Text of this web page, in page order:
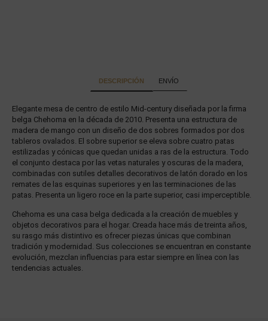
DESCRIPCIÓN ENVÍO
Elegante mesa de centro de estilo Mid-century diseñada por la firma
belga Chehoma en la década de 2010. Presenta una estructura de
madera de mango con un diseño de dos sobres formados por dos
tableros ovalados. El sobre superior se eleva sobre cuatro patas
estilizadas y cónicas que quedan unidas a ras de la estructura. Todo
el conjunto destaca por las vetas naturales y oscuras de la madera,
combinadas con sutiles detalles decorativos de latón dorado en los
remates de las esquinas superiores y en las terminaciones de las
patas. Presenta un ligero roce en la parte superior, casi imperceptible.
Chehoma es una casa belga dedicada a la creación de muebles y
objetos decorativos para el hogar. Creada hace más de treinta años,
su rasgo más distintivo es ofrecer piezas únicas que combinan
tradición y modernidad. Sus colecciones se encuentran en constante
evolución, mezclan influencias para estar siempre en línea con las
tendencias actuales.